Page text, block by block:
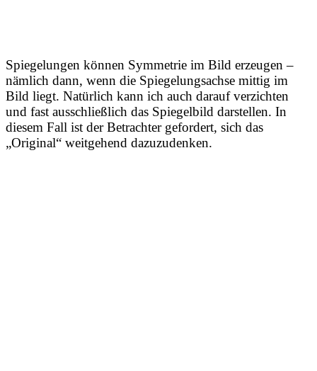
Spiegelungen können Symmetrie im Bild erzeugen –
nämlich dann, wenn die Spiegelungsachse mittig im
Bild liegt. Natürlich kann ich auch darauf verzichten
und fast ausschließlich das Spiegelbild darstellen. In
diesem Fall ist der Betrachter gefordert, sich das
„Original“ weitgehend dazuzudenken.